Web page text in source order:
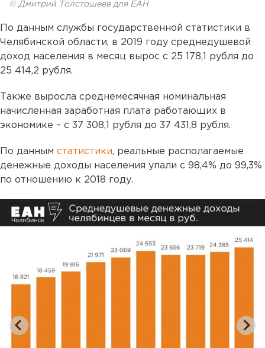
© Дмитрий Толстошеев для ЕАН
По данным службы государственной статистики в
Челябинской области, в 2019 году среднедушевой
доход населения в месяц вырос с 25 178,1 рубля до
25 414,2 рубля.
Также выросла среднемесячная номинальная
начисленная заработная плата работающих в
экономике – с 37 308,1 рубля до 37 431,8 рубля.
По данным статистики, реальные располагаемые
денежные доходы населения упали с 98,4% до 99,3%
по отношению к 2018 году.